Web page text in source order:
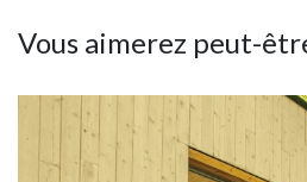
Vous aimerez peut-